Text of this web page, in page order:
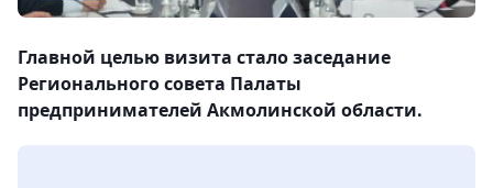
Главной целью визита стало заседание
Регионального совета Палаты
предпринимателей Акмолинской области.